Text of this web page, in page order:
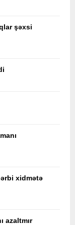
şəxsi
xidmətə
azaltmır